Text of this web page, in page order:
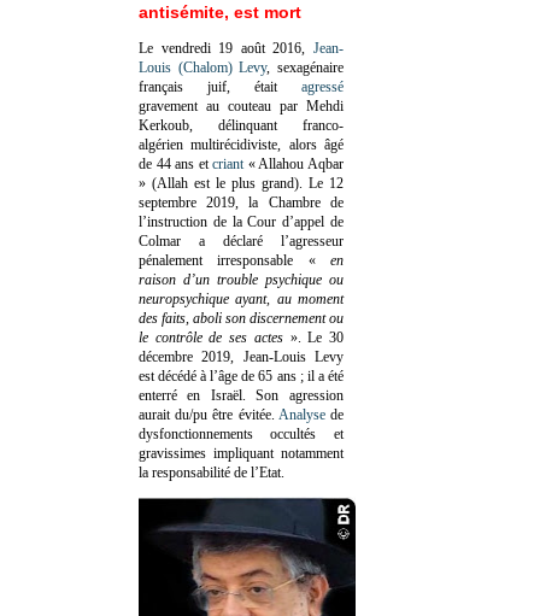
antisémite, est mort
Le vendredi 19 août 2016, Jean-
Louis (Chalom) Levy, sexagénaire
français juif, était agressé
gravement au couteau par Mehdi
Kerkoub, délinquant franco-
algérien multirécidiviste, alors âgé
de 44 ans etcriant « Allahou Aqbar
» (Allah est le plus grand). Le 12
septembre 2019, la Chambre de
l’instruction de la Cour d’appel de
Colmar a déclaré l’agresseur
pénalement irresponsable «en
raison d’un trouble psychique ou
neuropsychique ayant, au moment
des faits, aboli son discernement ou
le contrôle de ses actes». Le 30
décembre 2019, Jean-Louis Levy
est décédé à l’âge de 65 ans ; il a été
enterré en Israël. Son agression
aurait du/pu être évitée. Analysede
dysfonctionnements occultés et
gravissimes impliquant notamment
la responsabilité de l’Etat.